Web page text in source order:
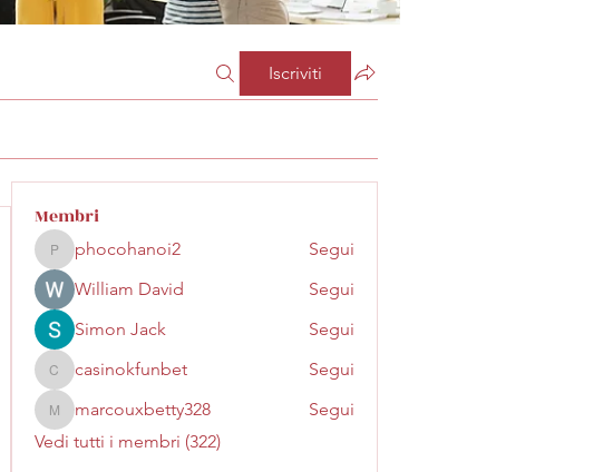
Iscriviti
Membri
phocohanoi2
phocohanoi2
Segui
William David
Segui
Simon Jack
Segui
casinokfunbet
casinokfunbet Segui
marcouxbetty328
marcouxbetty328
Segui
Vedi tutti i membri (322)